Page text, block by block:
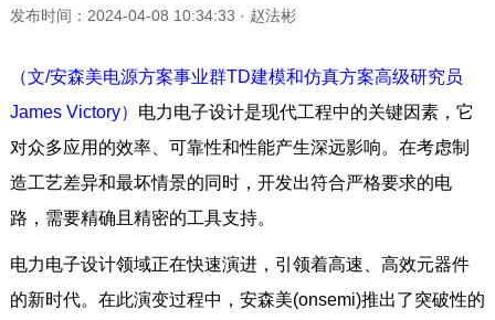
发布时间：2024-04-08 10:34:33 · 赵法彬
（文/安森美电源方案事业群TD建模和仿真方案高级研究员
James Victory） 电力电子设计是现代工程中的关键因素，它
对众多应用的效率、可靠性和性能产生深远影响。在考虑制
造工艺差异和最坏情景的同时，开发出符合严格要求的电
路，需要精确且精密的工具支持。
电力电子设计领域正在快速演进，引领着高速、高效元器件
的新时代。在此演变过程中，安森美(onsemi)推出了突破性的